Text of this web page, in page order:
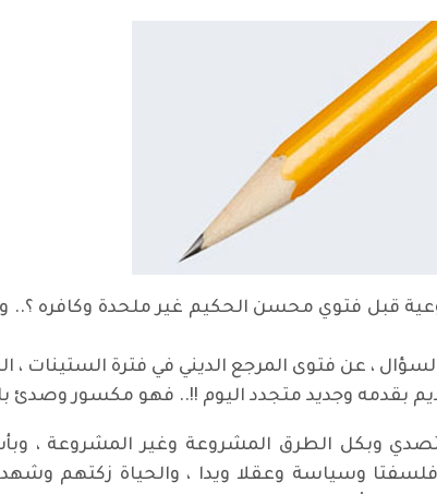
قبل فتوي محسن الحكيم غير ملحدة وكافره ؟..
، عن فتوى المرجع الديني في فترة الستينات ،
بقدمه وجديد متجدد اليوم !!.. فهو مكسور وصدئ
وبكل الطرق المشروعة وغير المشروعة ،
وسياسة وعقلا ويدا ، والحياة زكتهم